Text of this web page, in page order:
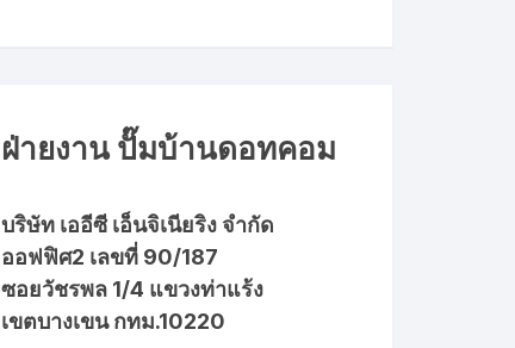
ฝ่ายงาน ปั๊มบ้านดอทคอม
บริษัท เออีซี เอ็นจิเนียริง จำกัด
ออฟฟิศ2 เลขที่ 90/187
ซอยวัชรพล 1/4 แขวงท่าแร้ง
เขตบางเขน กทม.10220